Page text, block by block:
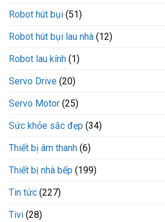
Robot hút bụi (51)
Robot hút bụi lau nhà (12)
Robot lau kính (1)
Servo Drive (20)
Servo Motor (25)
Sức khỏe sắc đẹp (34)
Thiết bị âm thanh (6)
Thiết bị nhà bếp (199)
Tin tức (227)
Tivi (28)